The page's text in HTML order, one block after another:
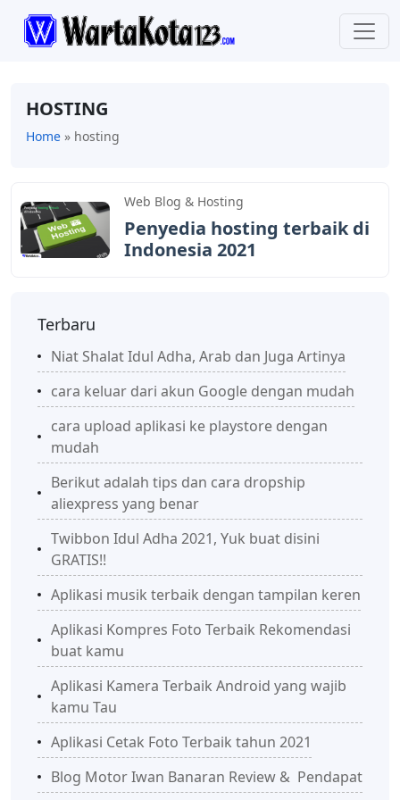
HOSTING
Home » hosting
Web Blog & Hosting
Penyedia hosting terbaik di
Indonesia 2021
Terbaru
Niat Shalat Idul Adha, Arab dan Juga Artinya
cara keluar dari akun Google dengan mudah
cara upload aplikasi ke playstore dengan
mudah
Berikut adalah tips dan cara dropship
aliexpress yang benar
Twibbon Idul Adha 2021, Yuk buat disini
GRATIS!!
Aplikasi musik terbaik dengan tampilan keren
Aplikasi Kompres Foto Terbaik Rekomendasi
buat kamu
Aplikasi Kamera Terbaik Android yang wajib
kamu Tau
Aplikasi Cetak Foto Terbaik tahun 2021
Blog Motor Iwan Banaran Review & Pendapat